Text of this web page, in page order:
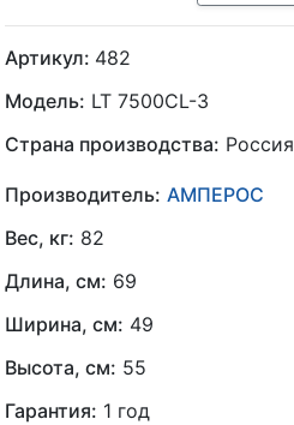
Артикул: 482
Модель: LT 7500CL-3
Страна производства: Россия
Производитель: АМПЕРОС
Вес, кг: 82
Длина, см: 69
Ширина, см: 49
Высота, см: 55
Гарантия: 1 год